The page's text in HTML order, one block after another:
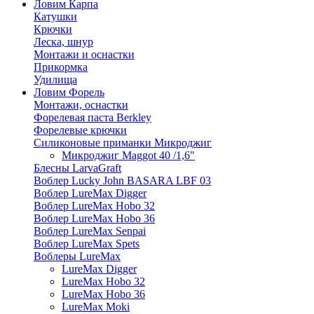
Ловим Карпа
Катушки
Крючки
Леска, шнур
Монтажи и оснастки
Прикормка
Удилища
Ловим Форель
Монтажи, оснастки
Форелевая паста Berkley
Форелевые крючки
Силиконовые приманки Микроджиг
Микроджиг Maggot 40 /1,6"
Блесны LarvaGraft
Воблер Lucky John BASARA LBF 03
Воблер LureMax Digger
Воблер LureMax Hobo 32
Воблер LureMax Hobo 36
Воблер LureMax Senpai
Воблер LureMax Spets
Воблеры LureMax
LureMax Digger
LureMax Hobo 32
LureMax Hobo 36
LureMax Moki